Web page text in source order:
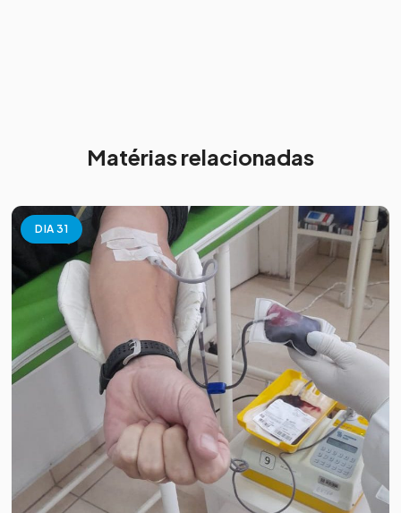
Matérias relacionadas
DIA 31